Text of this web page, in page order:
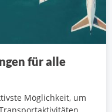
für alle
Möglichkeit, um